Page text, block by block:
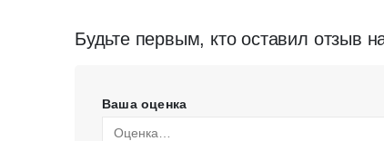
Будьте первым, кто оставил отзыв
Ваша оценка